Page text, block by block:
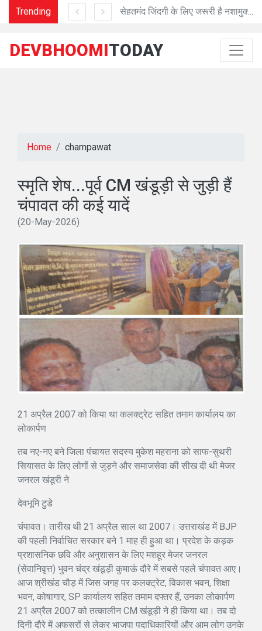
Trending सेहतमंद जिंदगी के लिए जरूरी है नशामुक्त जिंदगीCMSD से 8 दवाओं के सेंपल
DEVBHOOMITODAY
Home champawat
स्मृति शेष...पूर्व CM खंडूड़ी से जुड़ी हैं
चंपावत की कई यादें
(20-May-2026)
21 अप्रैल 2007 को किया था कलक्ट्रेट सहित तमाम कार्यालय का
लोकार्पण
तब नए-नए बने जिला पंचायत सदस्य मुकेश महराना को साफ-सुथरी
सियासत के लिए लोगों से जुड़ने और समाजसेवा की सीख दी थी मेजर
जनरल खंडूरी ने
देवभूमि टुडे
चंपावत। तारीख थी 21 अप्रैल साल था 2007। उत्तराखंड में BJP
की पहली निर्वाचित सरकार बने 1 माह ही हुआ था। प्रदेश के कड़क
प्रशासनिक छवि और अनुशासन के लिए मशहूर मेजर जनरल
(सेवानिवृत्त) भुवन चंद्र खंडूड़ी कुमाऊं दौरे में सबसे पहले चंपावत आए।
आज श्रीखंड चौड़ में जिस जगह पर कलक्ट्रेट, विकास भवन, शिक्षा
भवन, कोषागार, SP कार्यालय सहित तमाम दफ्तर हैं, उनका लोकार्पण
21 अप्रैल 2007 को तत्कालीन CM खंडूड़ी ने ही किया था। तब दो
दिनी दौरे में अफसरों से लेकर भाजपा पदाधिकारियों और आम लोग उनके